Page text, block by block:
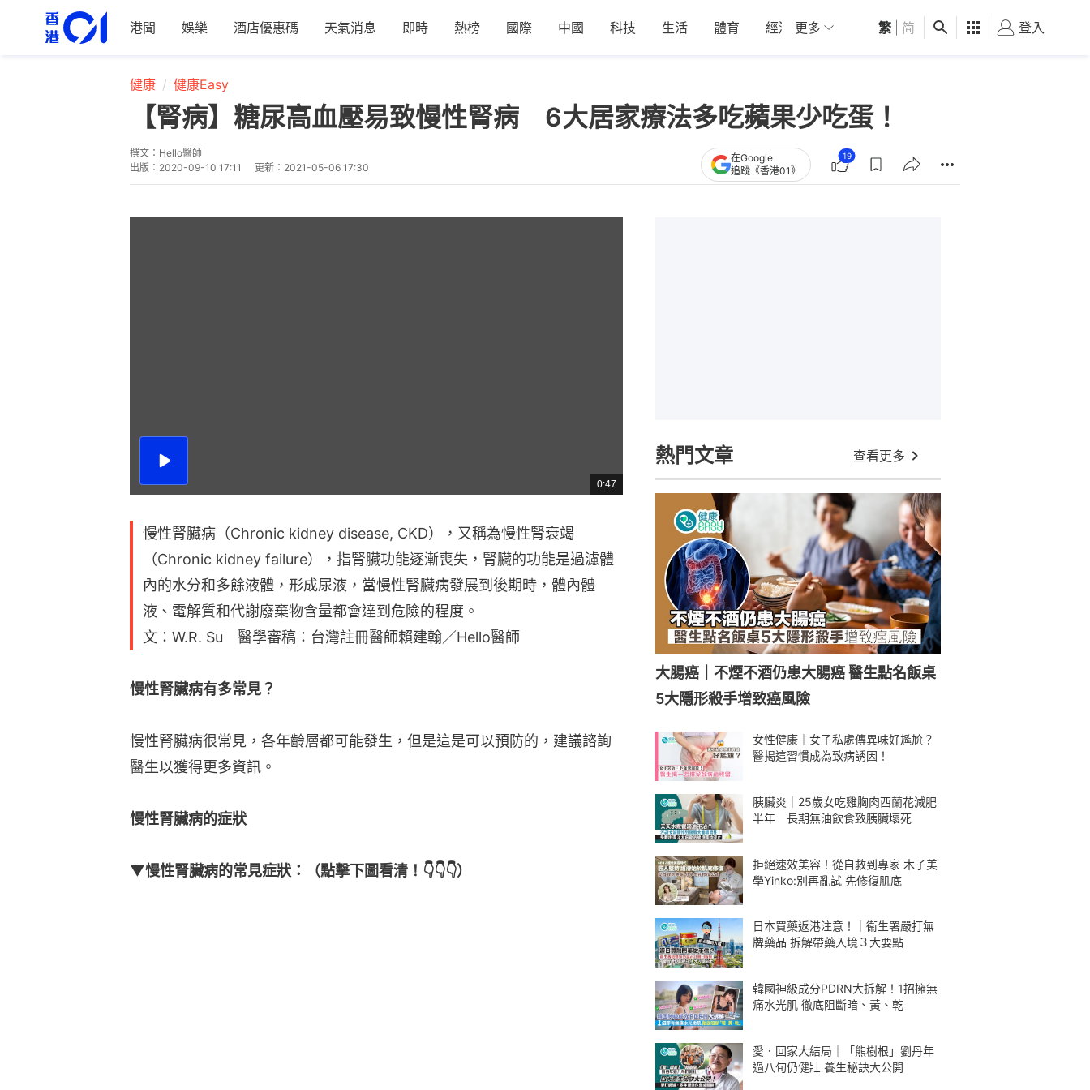
港聞 娛樂 酒店優惠碼 天氣消息 即時 熱榜 國際 中國 科技 生活 體育 經濟 01深圳 觀點 健康 好食玩飛
更多 繁 简 登入
健康 健康Easy
【腎病】糖尿高血壓易致慢性腎病 6大居家療法多吃蘋果少吃蛋！
撰文： Hello醫師
出版： 2020-09-10 17:11 更新： 2021-05-06 17:30
在Google
追蹤《香港01》
19
播
總
共
0:47
慢性腎臟病（Chronic kidney disease, CKD），又稱為慢性腎衰竭
（Chronic kidney failure），指腎臟功能逐漸喪失，腎臟的功能是過濾體
內的水分和多餘液體，形成尿液，當慢性腎臟病發展到後期時，體內體
液、電解質和代謝廢棄物含量都會達到危險的程度。
文：W.R. Su 醫學審稿：台灣註冊醫師賴建翰／Hello醫師
慢性腎臟病有多常見？
慢性腎臟病很常見，各年齡層都可能發生，但是這是可以預防的，建議諮詢
醫生以獲得更多資訊。
慢性腎臟病的症狀
▼慢性腎臟病的常見症狀：（點擊下圖看清！👇👇👇）
熱門文章 查看更多
大腸癌｜不煙不酒仍患大腸癌 醫生點名飯桌
5大隱形殺手增致癌風險
女性健康｜女子私處傳異味好尷尬？
醫揭這習慣成為致病誘因！
胰臟炎｜25歲女吃雞胸肉西蘭花減肥
半年 長期無油飲食致胰臟壞死
拒絕速效美容！從自救到專家 木子美
學Yinko:別再亂試 先修復肌底
日本買藥返港注意！｜衞生署嚴打無
牌藥品 拆解帶藥入境３大要點
韓國神級成分PDRN大拆解！1招擁無
痛水光肌 徹底阻斷暗、黃、乾
愛．回家大結局｜「熊樹根」劉丹年
過八旬仍健壯 養生秘訣大公開